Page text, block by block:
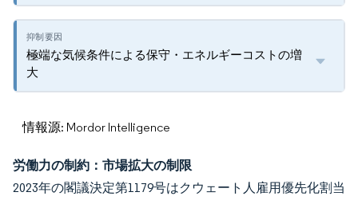
極端な気候条件による保守・エネルギーコストの増
大
情報源: Mordor Intelligence
労働力の制約：市場拡大の制限
2023年の閣議決定第1179号はクウェート人雇用優先化割当